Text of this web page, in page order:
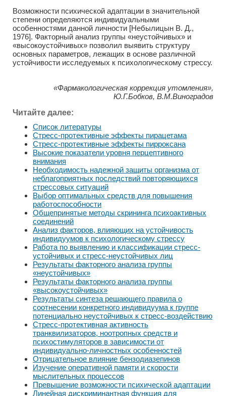
Возможности психической адаптации в значительной
степени определяются индивидуальными
особенностями данной личности [Небылицын В. Д.,
1976]. Факторный анализ группы «неустойчивых» и
«высокоустойчивых» позволил выявить структуру
основных параметров, лежащих в основе различной
устойчивости исследуемых к психологическому стрессу.
«Фармакологическая коррекция утомления»,
Ю.Г.Бобков, В.М.Виноградов
Читайте далее:
Список литературы
Стресс-протективные эффекты пирацетама
Стресс-протективные эффекты пирроксана
Высокие показатели уровня перцептивного
внимания
Необходимость надежной защиты организма от
неблагоприятных последствий повторяющихся
стрессовых ситуаций
Выбор оптимальных средств для повышения
работоспособности
Общепринятые методы скрининга психоактивных
соединений
Анализ факторов, влияющих на устойчивость
индивидуумов к психологическому стрессу
Работа по выявлению и классификации стресс-
устойчивых и стресс-неустойчивых лиц
Результаты факторного анализа группы
«неустойчивых»
Результаты факторного анализа группы
«высокоустойчивых»
Результаты синтеза решающего правила о
соотнесении конкретного индивидуума к группе
потенциально неустойчивых к стресс-воздействию
Стресс-протективная активность
транквилизаторов, ноотропных средств и
психостимуляторов в зависимости от
индивидуально-личностных особенностей
Отрицательное влияние бензодиазепинов
Изучение оперативной памяти и скорости
мыслительных процессов
Превышение возможности психической адаптации
Линейная дискриминантная функция для